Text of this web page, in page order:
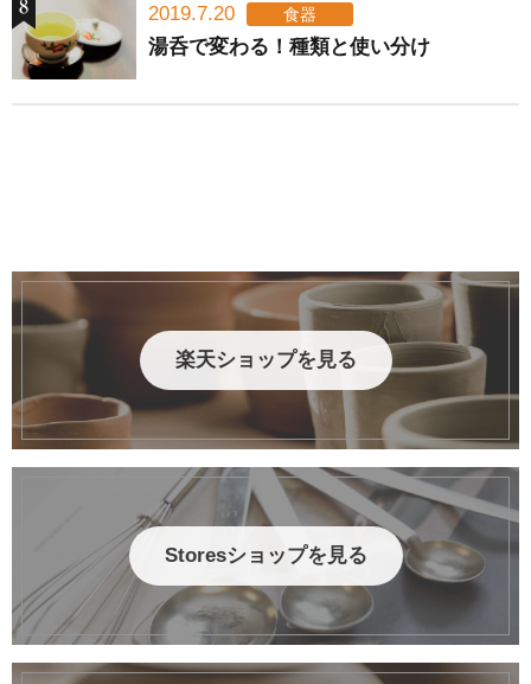
2019.7.20 食器
湯呑で変わる！種類と使い分け
楽天ショップを見る
Storesショップを見る